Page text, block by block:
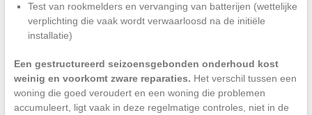
Test van rookmelders en vervanging van batterijen (wettelijke
verplichting die vaak wordt verwaarloosd na de initiële
installatie)
Een gestructureerd seizoensgebonden onderhoud kost
weinig en voorkomt zware reparaties. Het verschil tussen een
woning die goed veroudert en een woning die problemen
accumuleert, ligt vaak in deze regelmatige controles, niet in de